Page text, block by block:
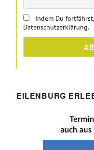
Indem Du
Datenschutzerklärung.
EILENBURG